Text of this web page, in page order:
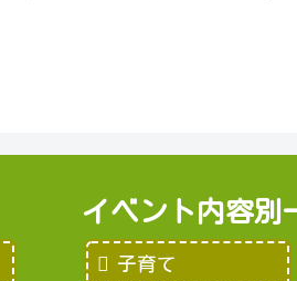
イベント内容別
子育て